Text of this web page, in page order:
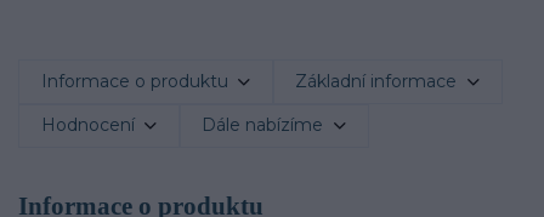
Informace o produktu Základní informace
Hodnocení Dále nabízíme
Informace o produktu